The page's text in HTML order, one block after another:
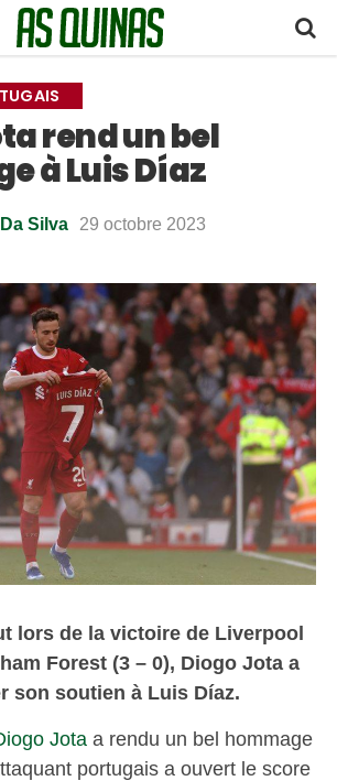
rend un bel
à Luis Díaz
Silva 29 octobre 2023
lors de la victoire de Liverpool
Forest (3 – 0), Diogo Jota a
son soutien à Luis Díaz.
Jotaa rendu un bel hommage
portugais a ouvert le score